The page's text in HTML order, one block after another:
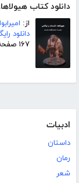
دانلود کتاب
از:
دانلود
۱۶۷ صفحه
ادبیات
داستان
رمان
شعر